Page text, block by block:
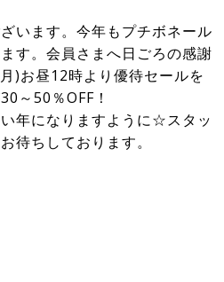
います。今年もプチボネール
す。会員さまへ日ごろの感謝
)お昼12時より優待セールを
～50％OFF！
年になりますように☆スタッ
待ちしております。